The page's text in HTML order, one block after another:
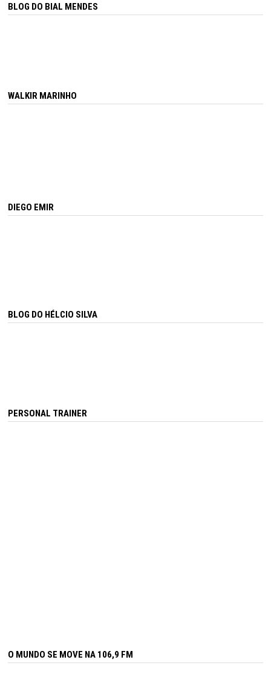
BLOG DO BIAL MENDES
WALKIR MARINHO
DIEGO EMIR
BLOG DO HÉLCIO SILVA
PERSONAL TRAINER
O MUNDO SE MOVE NA 106,9 FM